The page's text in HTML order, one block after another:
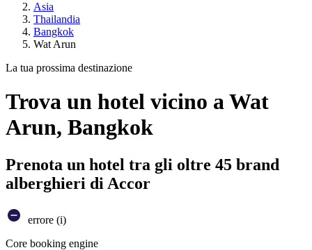
Asia
Thailandia
Bangkok
Wat Arun
La tua prossima destinazione
Trova un hotel vicino a Wat
Arun, Bangkok
Prenota un hotel tra gli oltre 45 brand
alberghieri di Accor
errore (i)
Core booking engine